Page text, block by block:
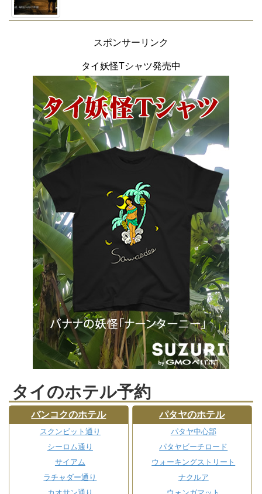
スポンサーリンク
タイ妖怪Tシャツ発売中
タイのホテル予約
バンコクのホテル
スクンビット通り
シーロム通り
サイアム
ラチャダー通り
パタヤのホテル
パタヤ中心部
パタヤビーチロード
ウォーキングストリート
ナクルア